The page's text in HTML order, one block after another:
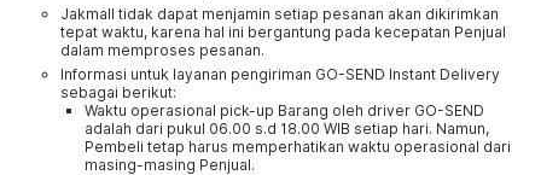
Jakmall tidak dapat menjamin setiap pesanan akan dikirimkan
tepat waktu, karena hal ini bergantung pada kecepatan Penjual
dalam memproses pesanan.
Informasi untuk layanan pengiriman GO-SEND Instant Delivery
sebagai berikut:
Waktu operasional pick-up Barang oleh driver GO-SEND
adalah dari pukul 06.00 s.d 18.00 WIB setiap hari. Namun,
Pembeli tetap harus memperhatikan waktu operasional dari
masing-masing Penjual.